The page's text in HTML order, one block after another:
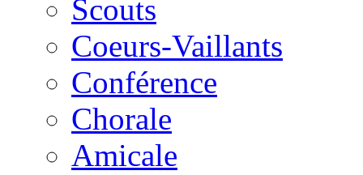
Scouts
Coeurs-Vaillants
Conférence
Chorale
Amicale